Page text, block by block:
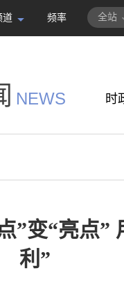
道 频率 全站
NEWS 时
”变“亮点”
利”